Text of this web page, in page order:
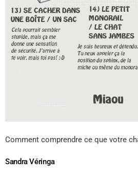
Comment comprendre ce que votre
Sandra Véringa